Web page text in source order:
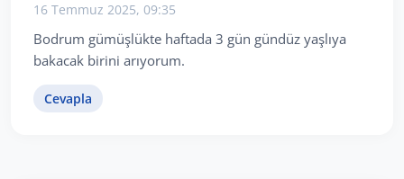
16 Temmuz 2025, 09:35
Bodrum gümüşlükte haftada 3 gün gündüz yaşlıya
bakacak birini arıyorum.
Cevapla